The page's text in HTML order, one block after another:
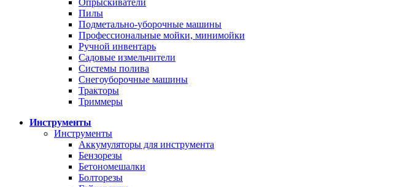
Опрыскиватели
Пилы
Подметально-уборочные машины
Профессиональные мойки, минимойки
Ручной инвентарь
Садовые измельчители
Системы полива
Снегоуборочные машины
Тракторы
Триммеры
Инструменты
Инструменты
Аккумуляторы для инструмента
Бензорезы
Бетономешалки
Болторезы